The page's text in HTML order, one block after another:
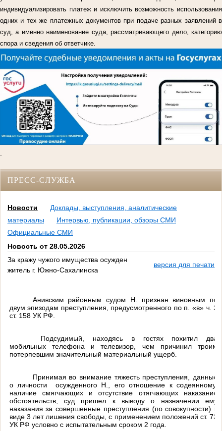
индивидуализировать платеж и исключить возможность использования
одних и тех же платежных документов при подаче разных заявлений в
суд, а именно наименование суда, рассматривающего дело, категорию
спора и сведения об ответчике.
.
ПРЕСС-СЛУЖБА
Новости
Доклады, выступления, аналитические
материалы
Интервью, публикации, обзоры СМИ
Официальные СМИ
Новость от 28.05.2026
За кражу чужого имущества осужден
житель г. Южно-Сахалинска
версия для печати
Анивским районным судом Н. признан виновным по
двум эпизодам преступления, предусмотренного по п. «в» ч. 2
ст. 158 УК РФ.
Подсудимый, находясь в гостях похитил два
мобильных телефона и телевизор, чем причинил троим
потерпевшим значительный материальный ущерб.
Принимая во внимание тяжесть преступления, данные
о личности осужденного Н., его отношение к содеянному,
наличие смягчающих и отсутствие отягчающих наказание
обстоятельств, суд пришел к выводу о назначении ему
наказания за совершенные преступления (по совокупности) в
виде 3 лет лишения свободы,с применением положений ст. 73
УК РФ условно с испытательным сроком 2 года.